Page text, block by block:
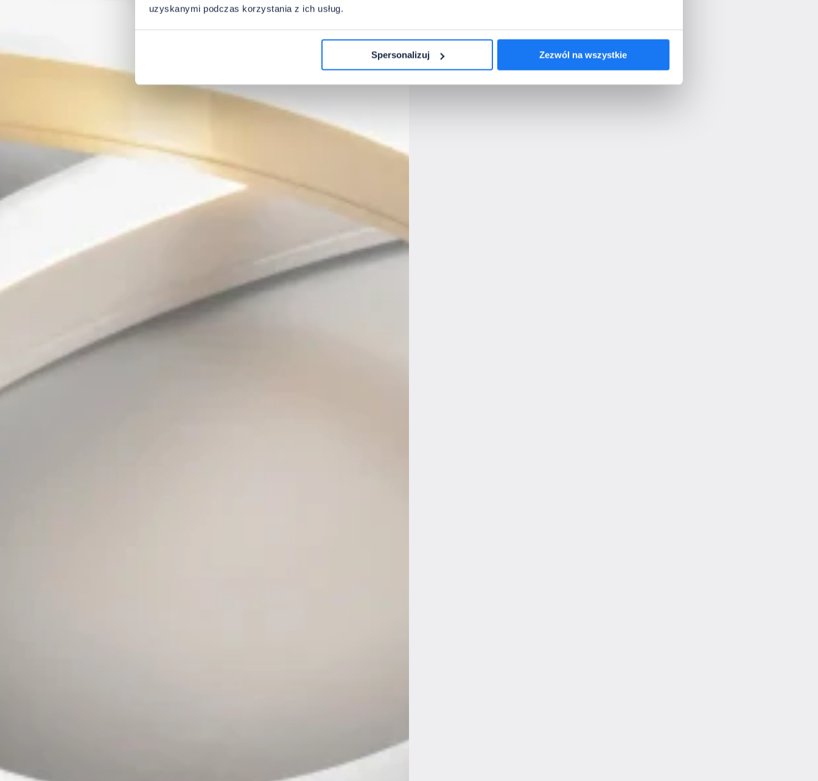
uzyskanymi podczas korzystania z ich usług.
Spersonalizuj Zezwól na wszystkie